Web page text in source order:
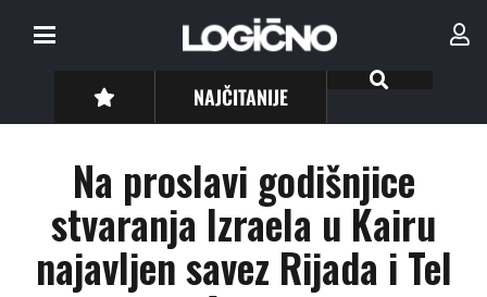
NAJČITANIJE
Na proslavi godišnjice
stvaranja Izraela u Kairu
najavljen savez Rijada i Tel